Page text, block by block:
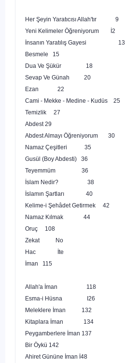
Her Şeyin Yaratıcısı Allah'tır 9
Yeni Kelimeler Öğreniyorum İ2
İnsanın Yaratılış Gayesi 13
Besmele 15
Dua Ve Şükür 18
Sevap Ve Günah 20
Ezan 22
Cami - Mekke - Medine - Kudüs 25
Temizlik 27
Abdest 29
Abdest Almayı Öğreniyorum 30
Namaz Çeşitleri 35
Gusül (Boy Abdesti) 36
Teyemmüm 36
İslam Nedir? 38
İslamın Şartları 40
Kelime-i Şehâdet Getirmek 42
Namaz Kılmak 44
Oruç 108
Zekat No
Hac İte
İman 115
Allah'a İman 118
Esma-i Hüsna I26
Meleklere İman 132
Kitaplara İman 134
Peygamberlere İman 137
Bir Öykü 142
Ahiret Gününe İman İ48